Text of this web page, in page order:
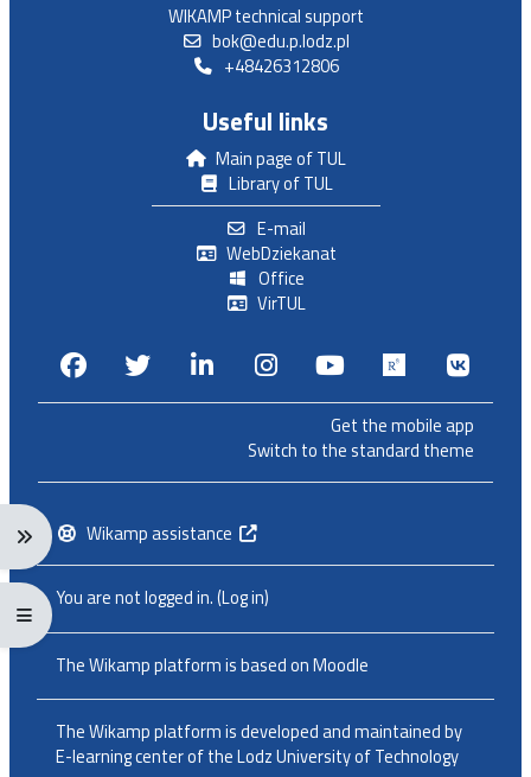
Expand navigation menu: Ctrl + Alt + →
Expand/collapse full screen menu: Ctrl + Alt + f
WIKAMP technical support
bok@edu.p.lodz.pl
+48426312806
Useful links
Main page of TUL
Library of TUL
E-mail
WebDziekanat
Office
VirTUL
FacebookTwitterLinkedinInstagram
Youtube
Get the mobile app
Switch to the standard theme
Wikamp assistance
You are not logged in. (Log in)
The Wikamp platform is based onMoodle
The Wikamp platform is developed and maintained by
E-learning center of the Lodz University of Technology